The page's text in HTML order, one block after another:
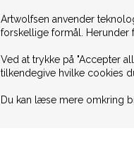
Artwolfsen anvender
forskellige formål. Herunder
Ved at trykke på "Accepter
tilkendegive hvilke cookies
Du kan læse mere omkring